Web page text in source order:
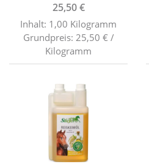
25,50 €
Inhalt: 1,00 Kilogramm
Grundpreis: 25,50 € /
Kilogramm